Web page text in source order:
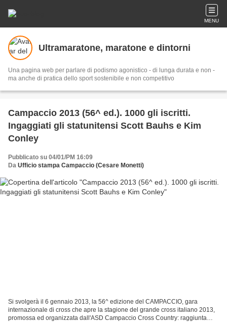
MENU
Ultramaratone, maratone e dintorni
Una pagina web per parlare di podismo agonistico - di lunga durata e non -
ma anche di pratica dello sport sostenibile e non competitivo
Campaccio 2013 (56^ ed.). 1000 gli iscritti.
Ingaggiati gli statunitensi Scott Bauhs e Kim
Conley
Pubblicato su 04/01/PM 16:09
Da Ufficio stampa Campaccio (Cesare Monetti)
Si svolgerà il 6 gennaio 2013, la 56^ edizione del CAMPACCIO, gara
internazionale di cross che apre la stagione del grande cross italiano 2013,
promossa ed organizzata dall'ASD Campaccio Cross Country: raggiunta